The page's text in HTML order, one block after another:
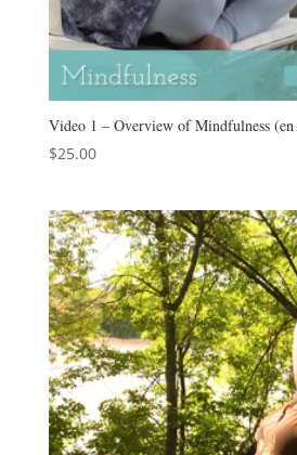
Video 1 – Overview of Mindfulness (en
$25.00